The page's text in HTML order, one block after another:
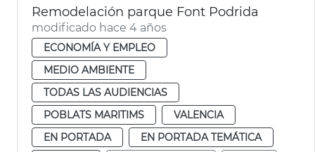
Remodelación parque Font Podrida
modificado hace 4 años
ECONOMÍA Y EMPLEO
MEDIO AMBIENTE
TODAS LAS AUDIENCIAS
POBLATS MARITIMS
VALENCIA
EN PORTADA
EN PORTADA TEMÁTICA